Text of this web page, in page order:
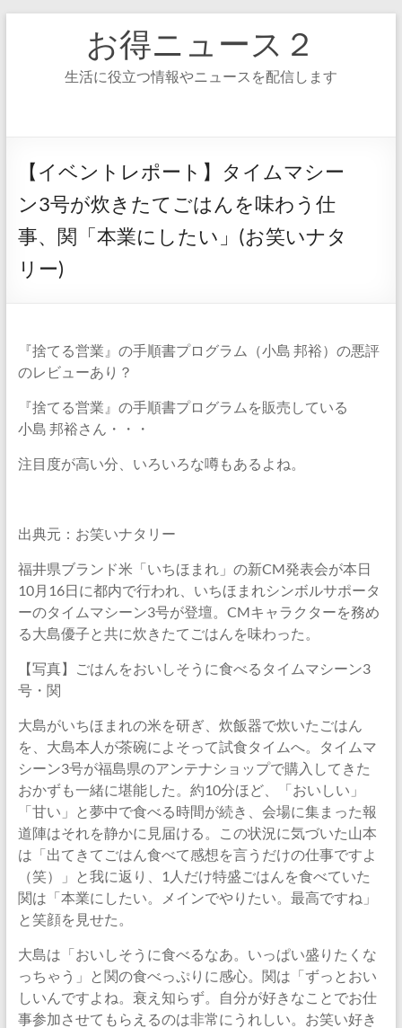
お得ニュース２
生活に役立つ情報やニュースを配信します
【イベントレポート】タイムマシー
ン3号が炊きたてごはんを味わう仕
事、関「本業にしたい」(お笑いナタ
リー)
『捨てる営業』の手順書プログラム（小島 邦裕）の悪評
のレビューあり？
『捨てる営業』の手順書プログラムを販売している
小島 邦裕さん・・・
注目度が高い分、いろいろな噂もあるよね。
出典元：お笑いナタリー
福井県ブランド米「いちほまれ」の新CM発表会が本日
10月16日に都内で行われ、いちほまれシンボルサポータ
ーのタイムマシーン3号が登壇。CMキャラクターを務め
る大島優子と共に炊きたてごはんを味わった。
【写真】ごはんをおいしそうに食べるタイムマシーン3
号・関
大島がいちほまれの米を研ぎ、炊飯器で炊いたごはん
を、大島本人が茶碗によそって試食タイムへ。タイムマ
シーン3号が福島県のアンテナショップで購入してきた
おかずも一緒に堪能した。約10分ほど、「おいしい」
「甘い」と夢中で食べる時間が続き、会場に集まった報
道陣はそれを静かに見届ける。この状況に気づいた山本
は「出てきてごはん食べて感想を言うだけの仕事ですよ
（笑）」と我に返り、1人だけ特盛ごはんを食べていた
関は「本業にしたい。メインでやりたい。最高ですね」
と笑顔を見せた。
大島は「おいしそうに食べるなあ。いっぱい盛りたくな
っちゃう」と関の食べっぷりに感心。関は「ずっとおい
しいんですよね。衰え知らず。自分が好きなことでお仕
事参加させてもらえるのは非常にうれしい。お笑い好き